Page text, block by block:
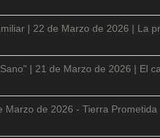
| 22 de Marzo de 2026 | La
| 21 de Marzo de 2026 | El
Marzo de 2026 - Tierra Prometida